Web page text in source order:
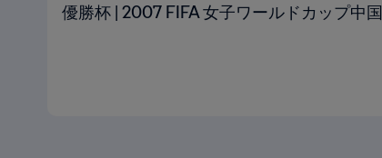
優勝杯 | 2007 FIFA 女子ワールドカップ中国